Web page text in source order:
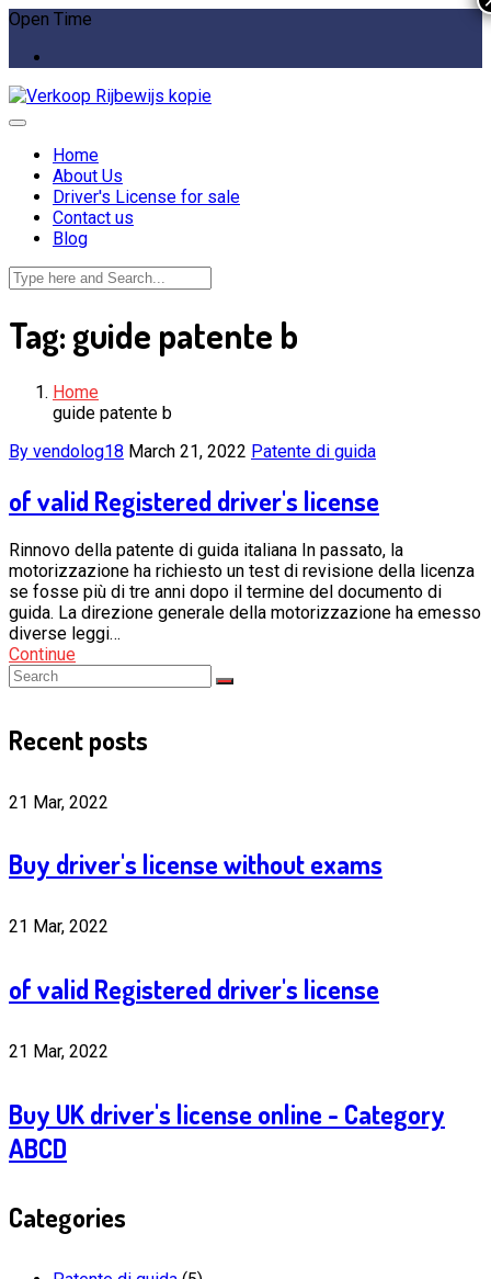
Open Time
Home
About Us
Driver's License for sale
Contact us
Blog
Tag:guide patente b
Home
guide patente b
By vendolog18 March 21, 2022 Patente di guida
of valid Registered driver's license
Rinnovo della patente di guida italiana In passato, la
motorizzazione ha richiesto un test di revisione della licenza
se fosse più di tre anni dopo il termine del documento di
guida. La direzione generale della motorizzazione ha emesso
diverse leggi…
Continue
Recent posts
21 Mar, 2022
Buy driver's license without exams
21 Mar, 2022
of valid Registered driver's license
21 Mar, 2022
Buy UK driver's license online - Category
ABCD
Categories